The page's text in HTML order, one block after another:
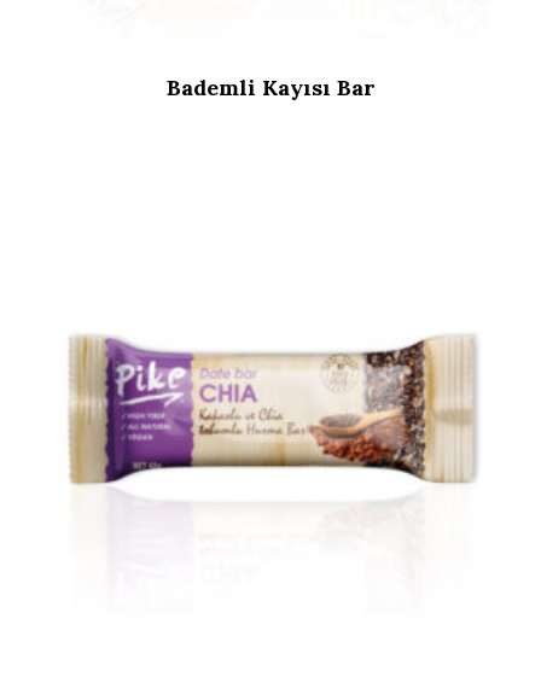
Bademli Kayısı Bar